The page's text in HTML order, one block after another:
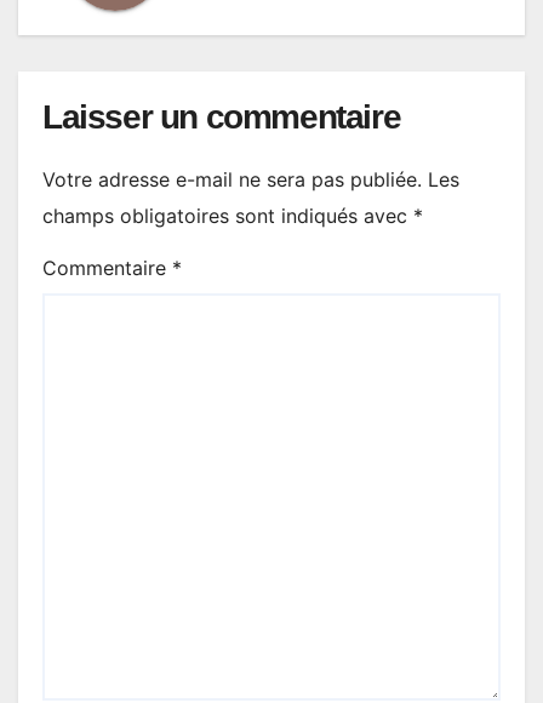
Laisser un commentaire
Votre adresse e-mail ne sera pas publiée. Les
champs obligatoires sont indiqués avec *
Commentaire *